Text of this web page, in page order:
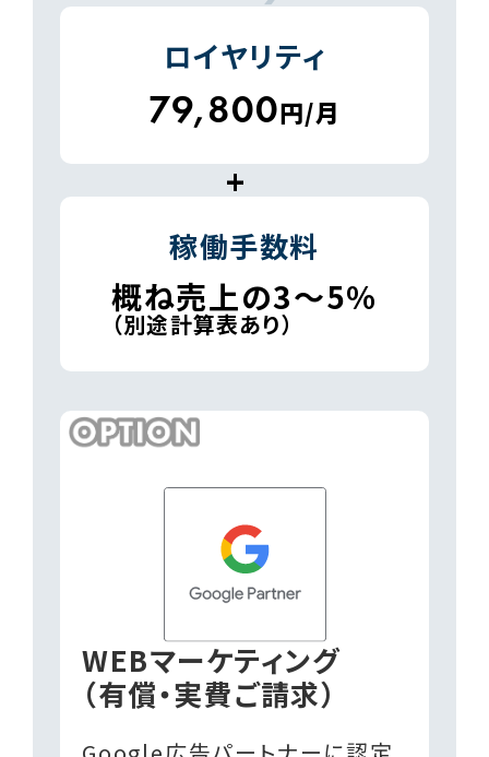
ロイヤリティ
79,800円/月
+
稼働手数料
概ね売上の3～5%
（別途計算表あり）
WEBマーケティング
（有償・実費ご請求）